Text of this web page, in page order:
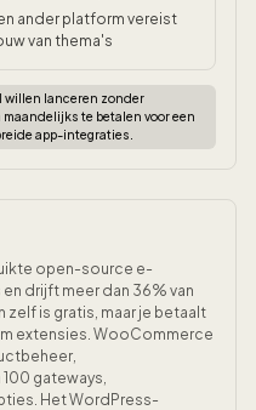
ander platform vereist
van thema's
willen lanceren zonder
te betalen voor een
app-integraties.
open-source e-
drijft meer dan 36% van
zelf is gratis, maar je betaalt
extensies. WooCommerce
gateways,
Het WordPress-